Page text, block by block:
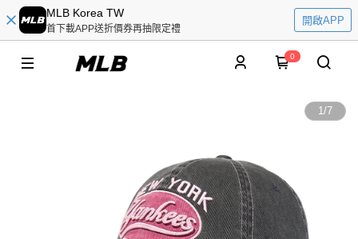
MLB Korea TW
首下載APP送折價券再抽限定禮
開啟APP
0
1/7